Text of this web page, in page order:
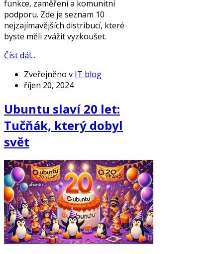
funkce, zaměření a komunitní
podporu. Zde je seznam 10
nejzajímavějších distribucí, které
byste měli zvážit vyzkoušet.
Číst dál...
Zveřejněno v IT blog
říjen 20, 2024
Ubuntu slaví 20 let:
Tučňák, který dobyl
svět